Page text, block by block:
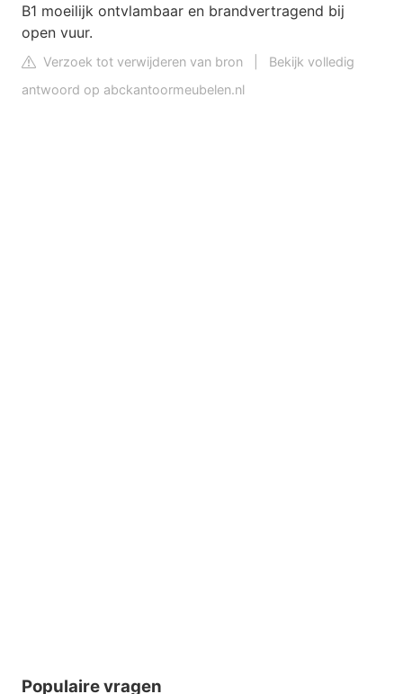
B1 moeilijk ontvlambaar en brandvertragend bij
open vuur.
Verzoek tot verwijderen van bron
Bekijk volledig
antwoord op abckantoormeubelen.nl
Populaire vragen